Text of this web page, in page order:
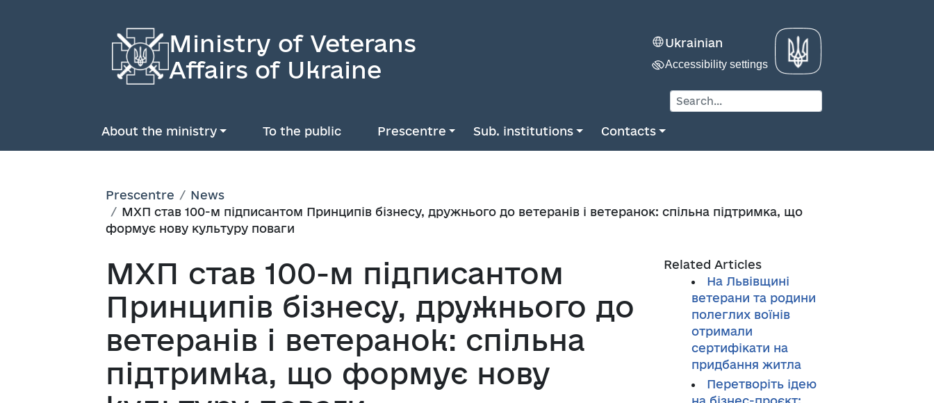
Ministry of Veterans
Affairs of Ukraine
Ukrainian
Accessibility settings
About the ministry To the public Prescentre Sub. institutions Contacts
Prescentre
News
МХП став 100-м підписантом Принципів бізнесу, дружнього до ветеранів і ветеранок: спільна підтримка, що
формує нову культуру поваги
МХП став 100-м підписантом
Принципів бізнесу, дружнього до
ветеранів і ветеранок: спільна
підтримка, що формує нову
Related Articles
На Львівщині
ветерани та родини
полеглих воїнів
отримали
сертифікати на
придбання житла
Перетворіть ідею